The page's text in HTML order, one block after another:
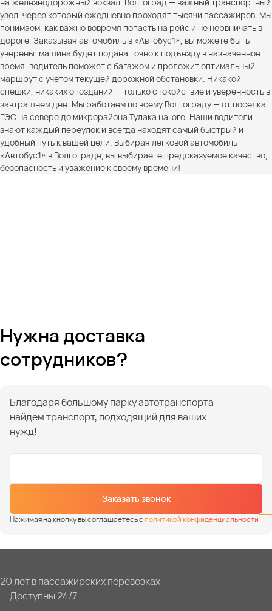
узел, через который ежедневно проходят тысячи пассажиров. Мы
понимаем, как важно вовремя попасть на рейс и не нервничать в
дороге. Заказывая автомобиль в «Автобус1», вы можете быть
уверены: машина будет подана точно к подъезду в назначенное
время, водитель поможет с багажом и проложит оптимальный
маршрут с учетом текущей дорожной обстановки. Никакой
спешки, никаких опозданий — только спокойствие и уверенность в
завтрашнем дне. Мы работаем по всему Волгограду — от поселка
ГЭС на севере до микрорайона Тулака на юге. Наши водители
знают каждый переулок и всегда находят самый быстрый и
удобный путь к вашей цели. Выбирая легковой автомобиль
«Автобус1» в Волгограде, вы выбираете предсказуемое качество,
безопасность и уважение к своему времени!
Нужна доставка
сотрудников?
Благодаря большому парку автотранспорта
найдем транспорт, подходящий для ваших
нужд!
Заказать звонок
Нажимая на кнопку вы соглашаетесь сполитикой конфиденциальности
20 лет в пассажирских перевозках
Доступны 24/7